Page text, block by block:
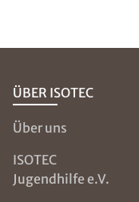
ÜBER ISOTEC
Über uns
ISOTEC
Jugendhilfe e.V.